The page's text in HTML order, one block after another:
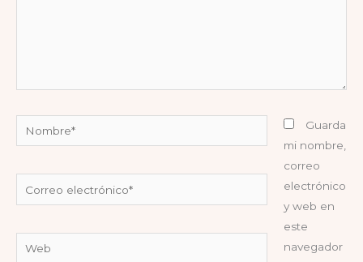
Nombre*
electrónico*
Guarda
mi nombre,
correo
electrónico
y web en
este
navegador